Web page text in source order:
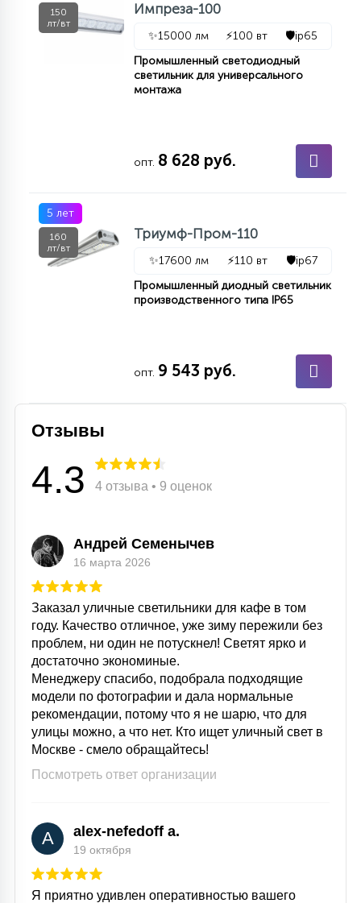
150
лт/вт
Импреза-100
✨15000 лм ⚡100 вт 🛡️ip65
Промышленный светодиодный
светильник для универсального
монтажа
опт. 8 628 руб.
5 лет
160
лт/вт
Триумф-Пром-110
✨17600 лм ⚡110 вт 🛡️ip67
Промышленный диодный светильник
производственного типа IP65
опт. 9 543 руб.
Отзывы
4.3 4 отзыва • 9 оценок
Андрей Семенычев
16 марта 2026
Заказал уличные светильники для кафе в том
году. Качество отличное, уже зиму пережили без
проблем, ни один не потускнел! Светят ярко и
достаточно экономиные.
Менеджеру спасибо, подобрала подходящие
модели по фотографии и дала нормальные
рекомендации, потому что я не шарю, что для
улицы можно, а что нет. Кто ищет уличный свет в
Москве - смело обращайтесь!
Посмотреть ответ организации
A alex-nefedoff a.
19 октября
Я приятно удивлен оперативностью вашего